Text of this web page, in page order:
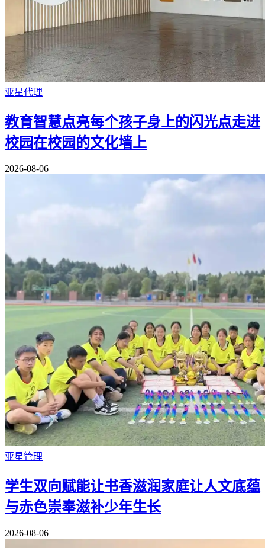
亚星代理
教育智慧点亮每个孩子身上的闪光点走进
校园在校园的文化墙上
2026-08-06
亚星管理
学生双向赋能让书香滋润家庭让人文底蕴
与赤色崇奉滋补少年生长
2026-08-06